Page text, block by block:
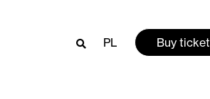
PL Buy ticket